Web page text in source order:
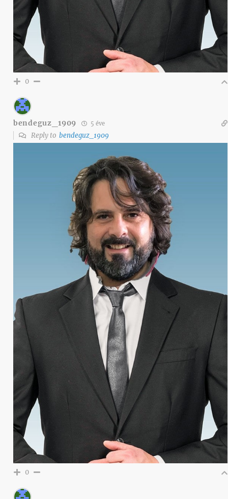
0
bendeguz_1909 5 éve
Reply to bendeguz_1909
0